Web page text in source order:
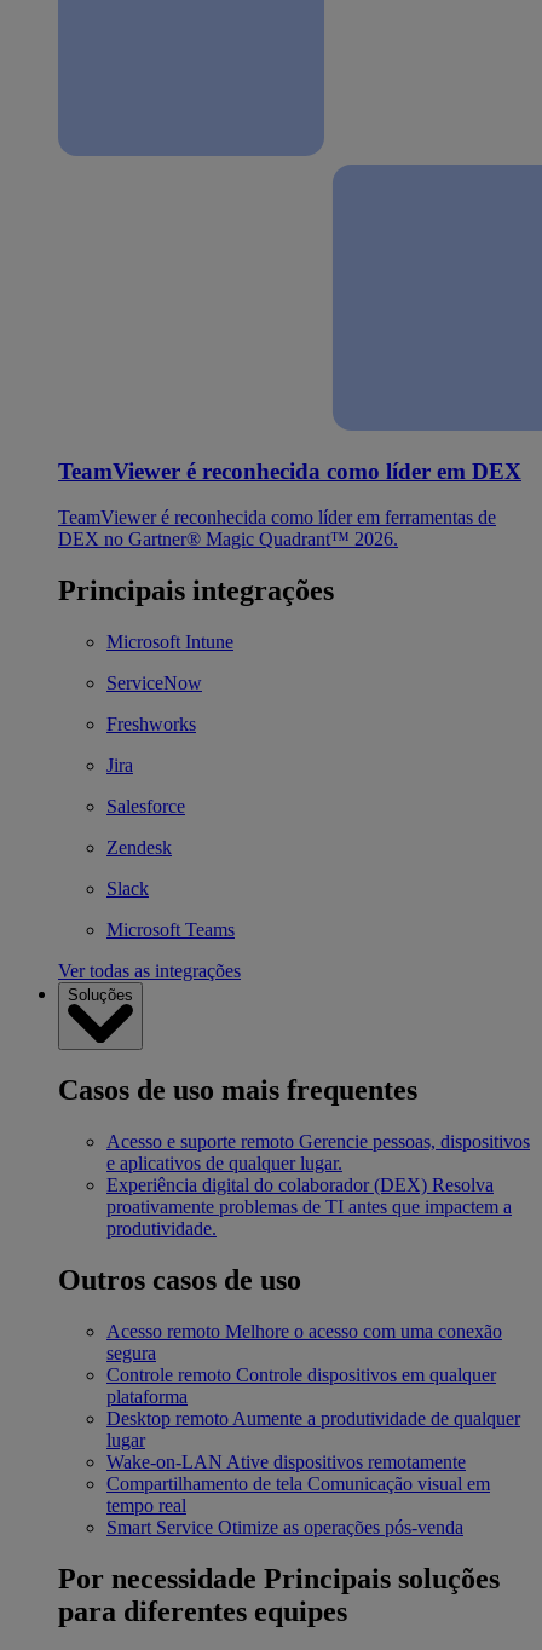
TeamViewer é reconhecida como líder em DEX
TeamViewer é reconhecida como líder em ferramentas de
DEX no Gartner® Magic Quadrant™ 2026.
Principais integrações
Microsoft Intune
ServiceNow
Freshworks
Jira
Salesforce
Zendesk
Slack
Microsoft Teams
Ver todas as integrações
Soluções
Casos de uso mais frequentes
Acesso e suporte remoto Gerencie pessoas, dispositivos
e aplicativos de qualquer lugar.
Experiência digital do colaborador (DEX) Resolva
proativamente problemas de TI antes que impactem a
produtividade.
Outros casos de uso
Acesso remoto Melhore o acesso com uma conexão
segura
Controle remoto Controle dispositivos em qualquer
plataforma
Desktop remoto Aumente a produtividade de qualquer
lugar
Wake-on-LAN Ative dispositivos remotamente
Compartilhamento de tela Comunicação visual em
tempo real
Smart Service Otimize as operações pós-venda
Por necessidade Principais soluções
para diferentes equipes